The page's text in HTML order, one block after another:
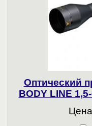
Оптический
BODY LINE